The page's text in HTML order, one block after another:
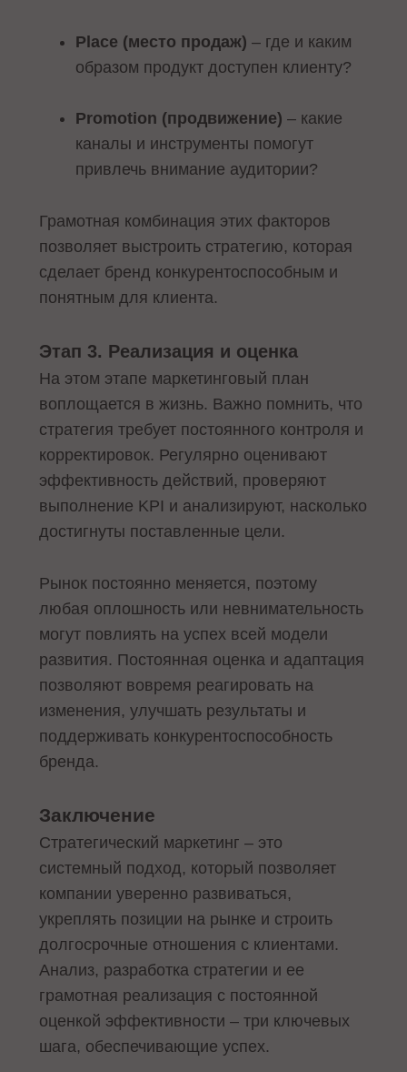
Place (место продаж) – где и каким
образом продукт доступен клиенту?
Promotion (продвижение) – какие
каналы и инструменты помогут
привлечь внимание аудитории?
Грамотная комбинация этих факторов
позволяет выстроить стратегию, которая
сделает бренд конкурентоспособным и
понятным для клиента.
Этап 3. Реализация и оценка
На этом этапе маркетинговый план
воплощается в жизнь. Важно помнить, что
стратегия требует постоянного контроля и
корректировок. Регулярно оценивают
эффективность действий, проверяют
выполнение KPI и анализируют, насколько
достигнуты поставленные цели.
Рынок постоянно меняется, поэтому
любая оплошность или невнимательность
могут повлиять на успех всей модели
развития. Постоянная оценка и адаптация
позволяют вовремя реагировать на
изменения, улучшать результаты и
поддерживать конкурентоспособность
бренда.
Заключение
Стратегический маркетинг – это
системный подход, который позволяет
компании уверенно развиваться,
укреплять позиции на рынке и строить
долгосрочные отношения с клиентами.
Анализ, разработка стратегии и ее
грамотная реализация с постоянной
оценкой эффективности – три ключевых
шага, обеспечивающие успех.